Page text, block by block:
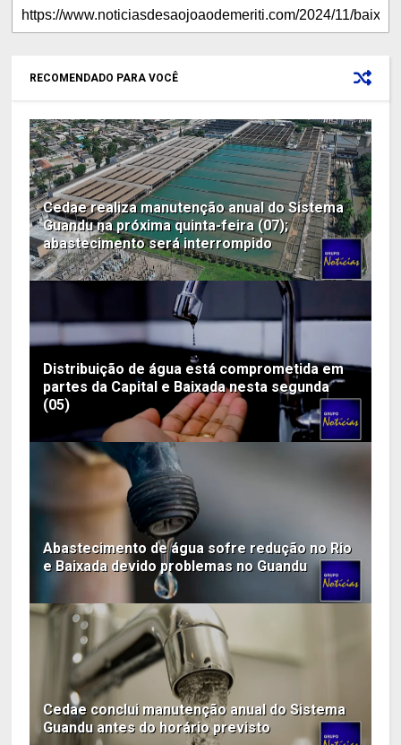
RECOMENDADO PARA VOCÊ
Cedae realiza manutenção anual do Sistema
Guandu na próxima quinta-feira (07);
abastecimento será interrompido
Distribuição de água está comprometida em
partes da Capital e Baixada nesta segunda
(05)
Abastecimento de água sofre redução no Rio
e Baixada devido problemas no Guandu
Cedae conclui manutenção anual do Sistema
Guandu antes do horário previsto